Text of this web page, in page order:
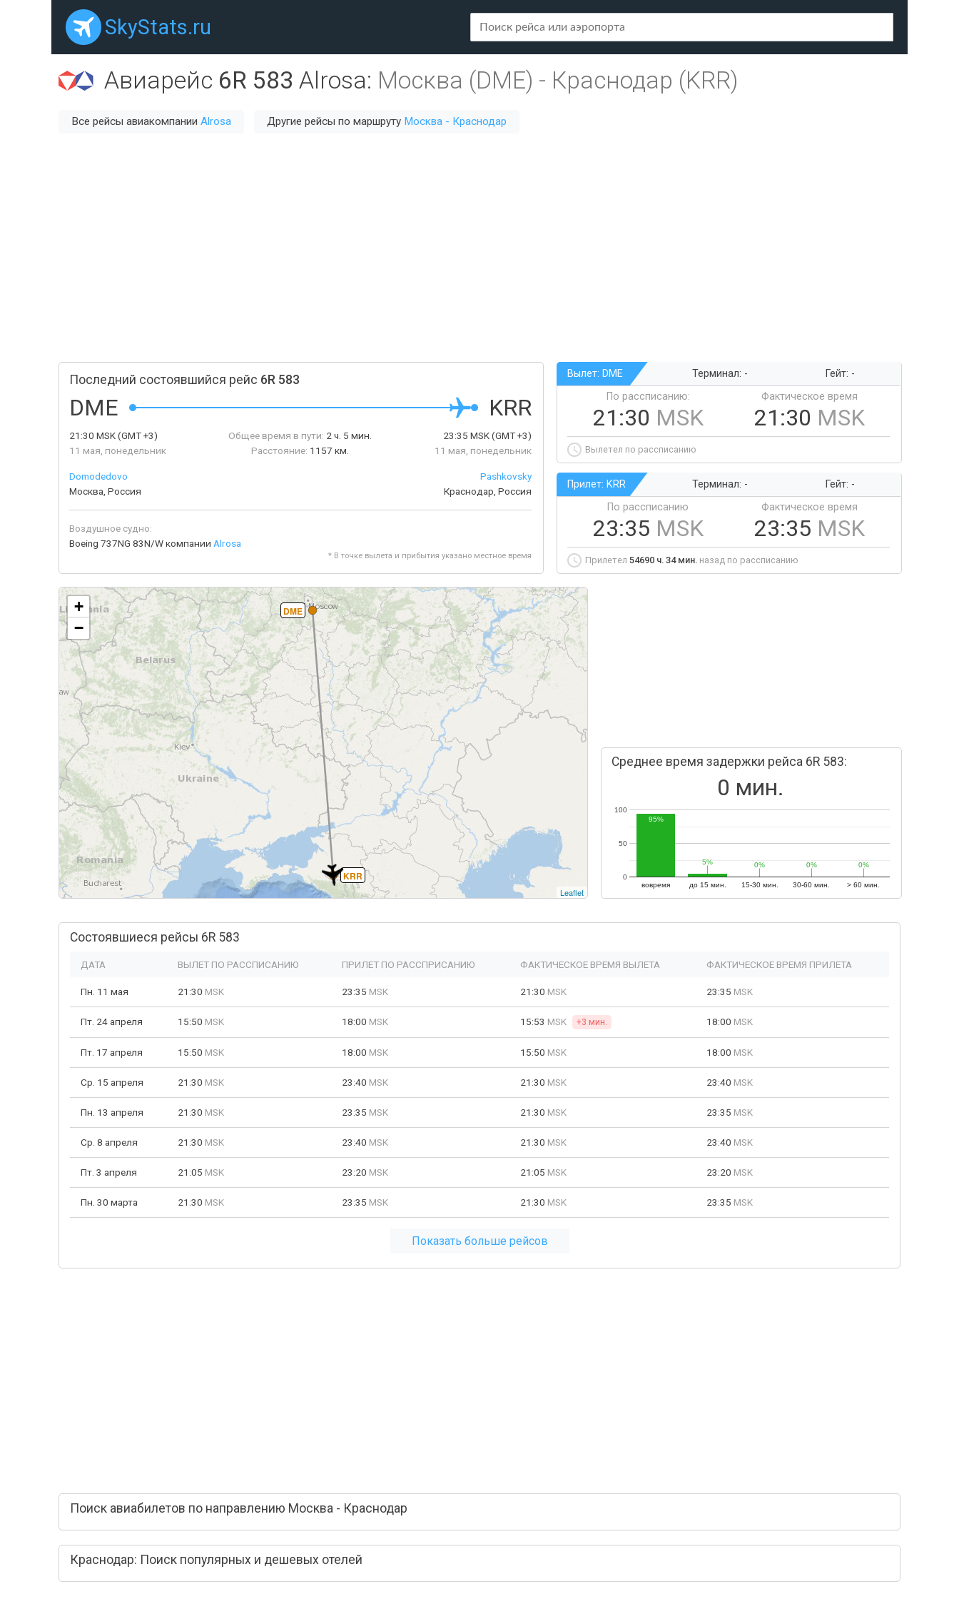
SkyStats.ru
Авиарейс 6R 583 Alrosa: Москва (DME) - Краснодар (KRR)
Все рейсы авиакомпании Alrosa Другие рейсы по маршруту Москва - Краснодар
Последний состоявшийся рейс 6R 583
DME KRR
21:30 MSK(GMT +3)
11 мая, понедельник
Общее время в пути: 2 ч. 5 мин.
Расстояние: 1157 км.
23:35 MSK(GMT +3)
11 мая, понедельник
Domodedovo
Москва, Россия
Pashkovsky
Краснодар, Россия
Воздушное судно:
Boeing 737NG 83N/W компании Alrosa
* В точке вылета и прибытия указано местное время
Вылет: DME Терминал: -
Гейт: -
По рассписанию:
21:30 MSK
Фактическое время
21:30 MSK
Вылетел по рассписанию
Прилет: KRR Терминал: -
Гейт: -
По рассписанию
23:35 MSK
Фактическое время
23:35 MSK
Прилетел 54690 ч. 34 мин. назад по рассписанию
DME
KRR
+
−
Leaflet
Среднее время задержки рейса 6R 583:
0 мин.
вовремя до 15 мин. 15-30 мин. 30-60 мин. > 60 мин.
0
50
100
95%
5%
5% 0%
0% 0%
0% 0%
0%
Состоявшиеся рейсы 6R 583
ДАТА ВЫЛЕТ ПО РАССПИСАНИЮ ПРИЛЕТ ПО РАССПРИСАНИЮ ФАКТИЧЕСКОЕ ВРЕМЯ ВЫЛЕТА ФАКТИЧЕСКОЕ ВРЕМЯ ПРИЛЕТА
Пн. 11 мая 21:30 MSK 23:35 MSK 21:30 MSK 23:35 MSK
Пт. 24 апреля 15:50 MSK 18:00 MSK 15:53 MSK +3 мин. 18:00 MSK
Пт. 17 апреля 15:50 MSK 18:00 MSK 15:50 MSK 18:00 MSK
Ср. 15 апреля 21:30 MSK 23:40 MSK 21:30 MSK 23:40 MSK
Пн. 13 апреля 21:30 MSK 23:35 MSK 21:30 MSK 23:35 MSK
Ср. 8 апреля 21:30 MSK 23:40 MSK 21:30 MSK 23:40 MSK
Пт. 3 апреля 21:05 MSK 23:20 MSK 21:05 MSK 23:20 MSK
Пн. 30 марта 21:30 MSK 23:35 MSK 21:30 MSK 23:35 MSK
Показать больше рейсов
Поиск авиабилетов по направлению Москва - Краснодар
Краснодар: Поиск популярных и дешевых отелей